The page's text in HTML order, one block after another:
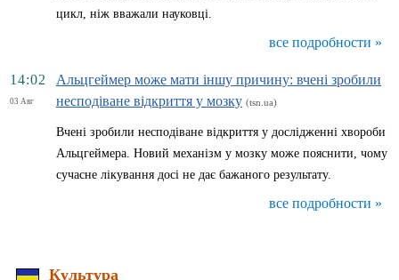
цикл, ніж вважали науковці.
все подробности »
14:02
03 Авг
Альцгеймер може мати іншу причину: вчені зробили
несподіване відкриття у мозку (tsn.ua)
Вчені зробили несподіване відкриття у дослідженні хвороби
Альцгеймера. Новий механізм у мозку може пояснити, чому
сучасне лікування досі не дає бажаного результату.
все подробности »
Культура